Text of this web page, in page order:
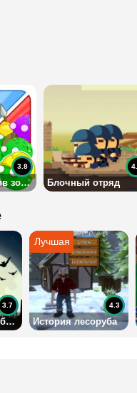
Стикмен против зомби
3.8
Блочный отряд
Zombeat io (Зомбит ИО)
3.7
История лесоруба
4.3